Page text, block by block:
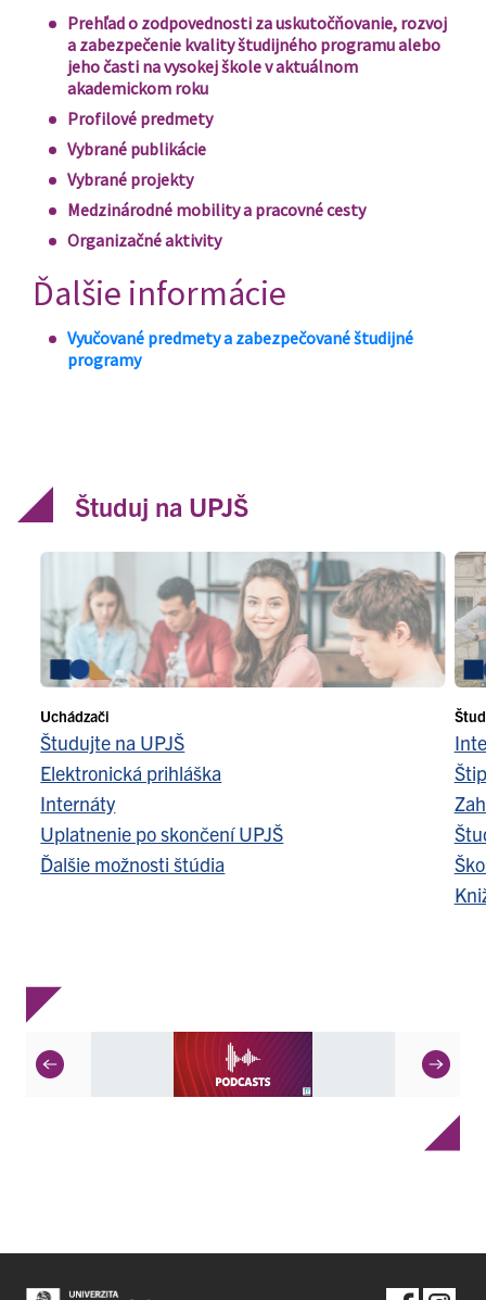
Študuj na UPJŠ
Uchádzači
Študujte na UPJŠ
Elektronická prihláška
Internáty
Uplatnenie po skončení UPJŠ
Ďalšie možnosti štúdia